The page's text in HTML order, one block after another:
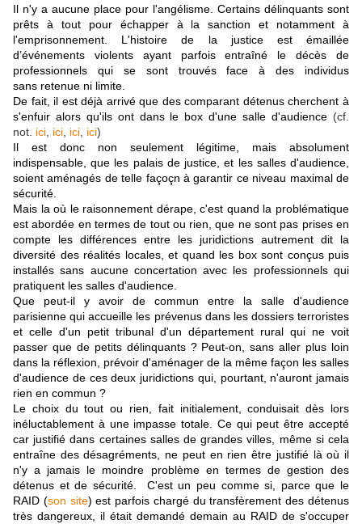
Il n'y a aucune place pour l'angélisme. Certains délinquants sont
prêts à tout pour échapper à la sanction et notamment à
l'emprisonnement. L'histoire de la justice est émaillée
d’événements violents ayant parfois entraîné le décès de
professionnels qui se sont trouvés face à des individus
sans retenue ni limite.
De fait, il est déjà arrivé que des comparant détenus cherchent à
s'enfuir alors qu'ils ont dans le box d'une salle d'audience (cf.
not. ici ici ici ici)
Il est donc non seulement légitime, mais absolument
indispensable, que les palais de justice, et les salles d'audience,
soient aménagés de telle façoçn à garantir ce niveau maximal de
sécurité.
Mais la où le raisonnement dérape, c'est quand la problématique
est abordée en termes de tout ou rien, que ne sont pas prises en
compte les différences entre les juridictions autrement dit la
diversité des réalités locales, et quand les box sont conçus puis
installés sans aucune concertation avec les professionnels qui
pratiquent les salles d'audience.
Que peut-il y avoir de commun entre la salle d'audience
parisienne qui accueille les prévenus dans les dossiers terroristes
et celle d'un petit tribunal d'un département rural qui ne voit
passer que de petits délinquants ? Peut-on, sans aller plus loin
dans la réflexion, prévoir d'aménager de la même façon les salles
d'audience de ces deux juridictions qui, pourtant, n'auront jamais
rien en commun ?
Le choix du tout ou rien, fait initialement, conduisait dès lors
inéluctablement à une impasse totale. Ce qui peut être accepté
car justifié dans certaines salles de grandes villes, même si cela
entraîne des désagréments, ne peut en rien être justifié là où il
n'y a jamais le moindre problème en termes de gestion des
détenus et de sécurité. C'est un peu comme si, parce que le
RAID (son site) est parfois chargé du transfèrement des détenus
très dangereux, il était demandé demain au RAID de s'occuper